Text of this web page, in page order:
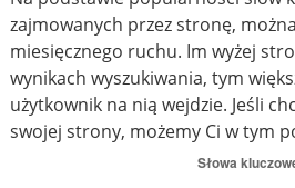
zajmowanych przez stronę,
miesięcznego ruchu. Im wyżej
wynikach wyszukiwania, tym
użytkownik na nią wejdzie. Jeśli
swojej strony, możemy Ci w tym